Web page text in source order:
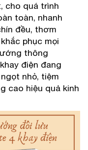
cho quá trình
toàn, nhanh
đều, thơm
phục mọi
thông
điện đang
nhỏ, tiệm
cao hiệu quả kinh